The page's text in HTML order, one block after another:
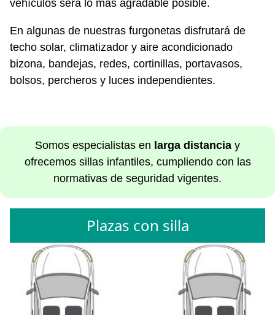
vehículos será lo más agradable posible.
En algunas de nuestras furgonetas disfrutará de
techo solar, climatizador y aire acondicionado
bizona, bandejas, redes, cortinillas, portavasos,
bolsos, percheros y luces independientes.
Somos especialistas en larga distancia y
ofrecemos sillas infantiles, cumpliendo con las
normativas de seguridad vigentes.
Plazas con silla